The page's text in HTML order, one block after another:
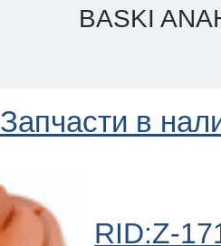
BASKI
Запчасти в
RID:Z-